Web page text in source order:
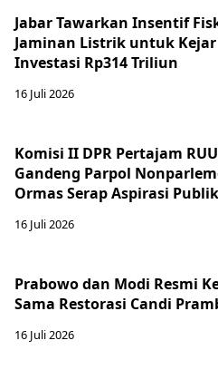
Jabar Tawarkan Insentif
Jaminan Listrik untuk
Investasi Rp314 Triliun
16 Juli 2026
Komisi II DPR Pertajam
Gandeng Parpol
Ormas Serap Aspirasi Publik
16 Juli 2026
Prabowo dan Modi Resmi
Sama Restorasi Candi
16 Juli 2026